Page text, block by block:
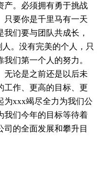
产。必须拥有勇于挑战
只要你是千里马有一天
们要与团队共成长，
。没有完美的个人，只
们第一个人的努力。
无论是之前还是以后未
工作、更高的目标、更
为xxx竭尽全力为我们公
我们今年的目标等待着
司的全面发展和攀升目